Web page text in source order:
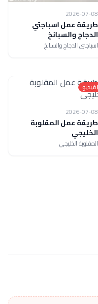
2026-07-08
طريقة عمل اسباجتي
الدجاج والسبانخ
اسباجتي الدجاج والسبانخ
فيديو
2026-07-08
طريقة عمل المقلوبة
الخليجي
المقلوبة الخليجي